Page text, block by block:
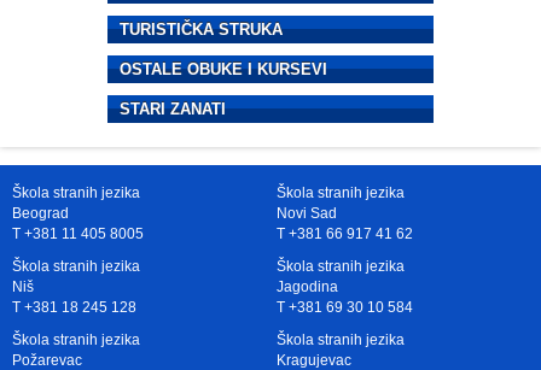
TURISTIČKA STRUKA
OSTALE OBUKE I KURSEVI
STARI ZANATI
Škola stranih jezika
Beograd
T +381 11 405 8005
Škola stranih jezika
Novi Sad
T +381 66 917 41 62
Škola stranih jezika
Niš
T +381 18 245 128
Škola stranih jezika
Jagodina
T +381 69 30 10 584
Škola stranih jezika
Požarevac
Škola stranih jezika
Kragujevac